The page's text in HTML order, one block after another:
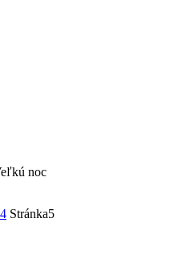
noc
4 Stránka5